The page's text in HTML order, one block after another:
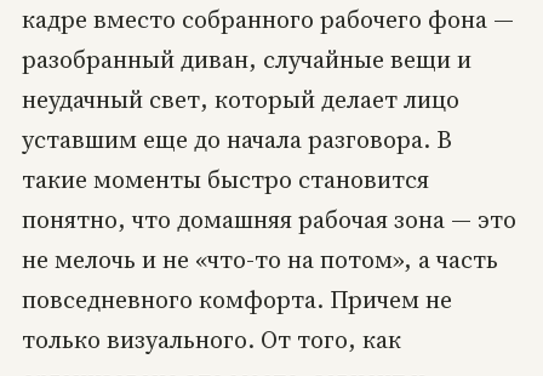
кадре вместо собранного рабочего фона —
разобранный диван, случайные вещи и
неудачный свет, который делает лицо
уставшим еще до начала разговора. В
такие моменты быстро становится
понятно, что домашняя рабочая зона — это
не мелочь и не «что-то на потом», а часть
повседневного комфорта. Причем не
только визуального. От того, как